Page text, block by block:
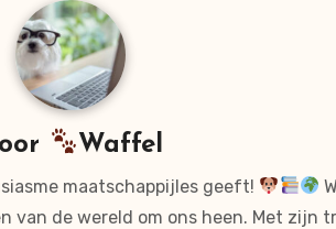
Waffel
maatschappijles geeft!
van de wereld om ons heen. Met zijn